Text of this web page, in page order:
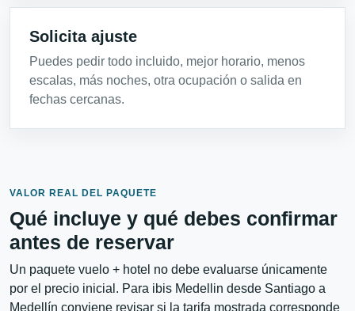
Solicita ajuste
Puedes pedir todo incluido, mejor horario, menos
escalas, más noches, otra ocupación o salida en
fechas cercanas.
VALOR REAL DEL PAQUETE
Qué incluye y qué debes confirmar
antes de reservar
Un paquete vuelo + hotel no debe evaluarse únicamente
por el precio inicial. Para ibis Medellin desde Santiago a
Medellín conviene revisar si la tarifa mostrada corresponde